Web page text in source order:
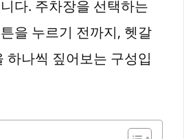
다. 주차장을 선택하는
을 누르기 전까지, 헷갈
하나씩 짚어보는 구성입